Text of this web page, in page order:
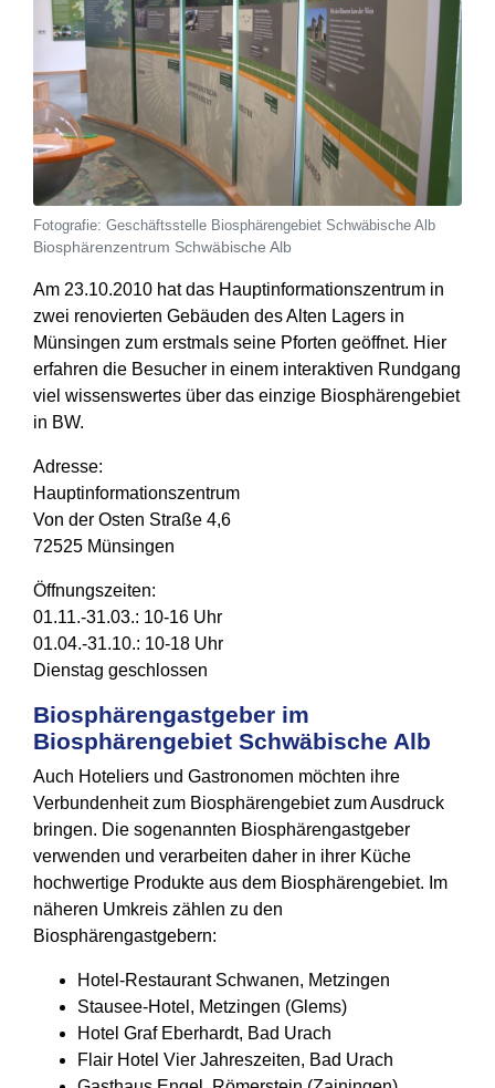
Geschäftsstelle Biosphärengebiet Schwäbische Alb
Biosphärenzentrum Schwäbische Alb
Am 23.10.2010 hat das Hauptinformationszentrum in
zwei renovierten Gebäuden des Alten Lagers in
Münsingen zum erstmals seine Pforten geöffnet. Hier
erfahren die Besucher in einem interaktiven Rundgang
viel wissenswertes über das einzige Biosphärengebiet
in BW.
Adresse:
Hauptinformationszentrum
Von der Osten Straße 4,6
72525 Münsingen
Öffnungszeiten:
01.11.-31.03.: 10-16 Uhr
01.04.-31.10.: 10-18 Uhr
Dienstag geschlossen
Biosphärengastgeber im
Biosphärengebiet Schwäbische Alb
Auch Hoteliers und Gastronomen möchten ihre
Verbundenheit zum Biosphärengebiet zum Ausdruck
bringen. Die sogenannten Biosphärengastgeber
verwenden und verarbeiten daher in ihrer Küche
hochwertige Produkte aus dem Biosphärengebiet. Im
näheren Umkreis zählen zu den
Biosphärengastgebern:
Hotel-Restaurant Schwanen, Metzingen
Stausee-Hotel, Metzingen (Glems)
Hotel Graf Eberhardt, Bad Urach
Flair Hotel Vier Jahreszeiten, Bad Urach